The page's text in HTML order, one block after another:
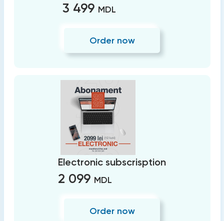
3 499 MDL
Order now
Electronic subscrisption
2 099 MDL
Order now